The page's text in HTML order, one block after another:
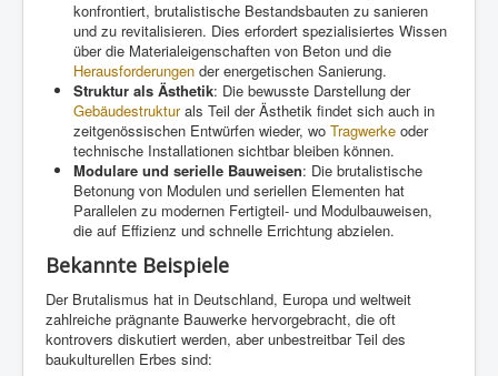
konfrontiert, brutalistische Bestandsbauten zu sanieren
und zu revitalisieren. Dies erfordert spezialisiertes Wissen
über die Materialeigenschaften von Beton und die
Herausforderungen der energetischen Sanierung.
Struktur als Ästhetik: Die bewusste Darstellung der
Gebäudestrukturals Teil der Ästhetik findet sich auch in
zeitgenössischen Entwürfen wieder, wo Tragwerke oder
technische Installationen sichtbar bleiben können.
Modulare und serielle Bauweisen: Die brutalistische
Betonung von Modulen und seriellen Elementen hat
Parallelen zu modernen Fertigteil- und Modulbauweisen,
die auf Effizienz und schnelle Errichtung abzielen.
Bekannte Beispiele
Der Brutalismus hat in Deutschland, Europa und weltweit
zahlreiche prägnante Bauwerke hervorgebracht, die oft
kontrovers diskutiert werden, aber unbestreitbar Teil des
baukulturellen Erbes sind: